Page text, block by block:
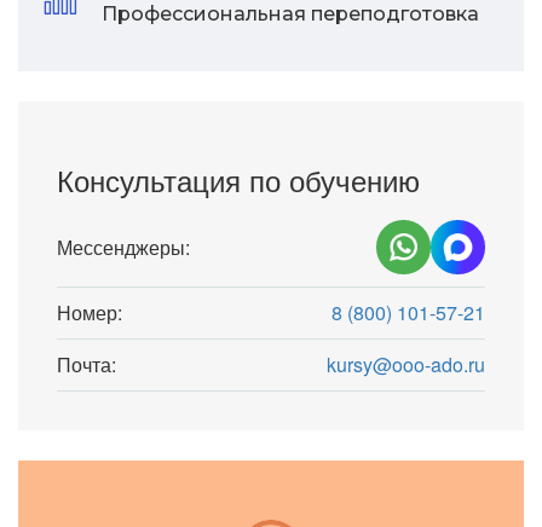
Профессиональная переподготовка
Консультация по обучению
Мессенджеры:
Номер:
8 (800) 101-57-21
Почта:
kursy@ooo-ado.ru